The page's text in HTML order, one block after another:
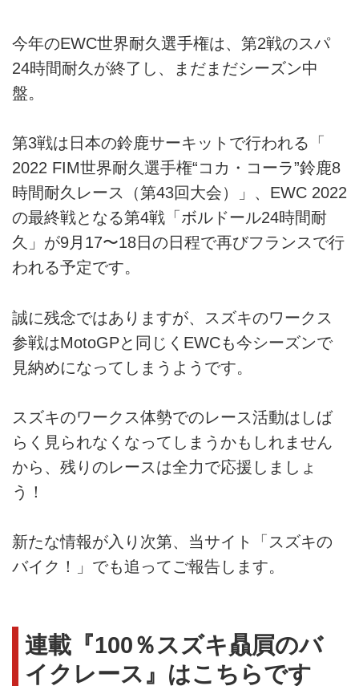
今年のEWC世界耐久選手権は、第2戦のスパ
24時間耐久が終了し、まだまだシーズン中
盤。
第3戦は日本の鈴鹿サーキットで行われる「
2022 FIM世界耐久選手権“コカ・コーラ”鈴鹿8
時間耐久レース（第43回大会）」、EWC 2022
の最終戦となる第4戦「ボルドール24時間耐
久」が9月17〜18日の日程で再びフランスで行
われる予定です。
誠に残念ではありますが、スズキのワークス
参戦はMotoGPと同じくEWCも今シーズンで
見納めになってしまうようです。
スズキのワークス体勢でのレース活動はしば
らく見られなくなってしまうかもしれません
から、残りのレースは全力で応援しましょ
う！
新たな情報が入り次第、当サイト「スズキの
バイク！」でも追ってご報告します。
連載『100％スズキ贔屓のバ
イクレース』はこちらです